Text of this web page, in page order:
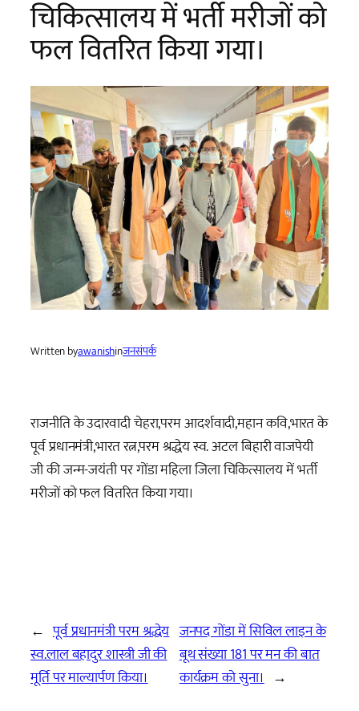
चिकित्सालय में भर्ती मरीजों को
फल वितरित किया गया।
Written byawanishinजनसंपर्क
राजनीति के उदारवादी चेहरा,परम आदर्शवादी,महान कवि,भारत के
पूर्व प्रधानमंत्री,भारत रत्न,परम श्रद्धेय स्व. अटल बिहारी वाजपेयी
जी की जन्म-जयंती पर गोंडा महिला जिला चिकित्सालय में भर्ती
मरीजों को फल वितरित किया गया।
← पूर्व प्रधानमंत्री परम श्रद्धेय
स्व.लाल बहादुर शास्त्री जी की
मूर्ति पर माल्यार्पण किया।
जनपद गोंडा में सिविल लाइन के
बूथ संख्या 181 पर मन की बात
कार्यक्रम को सुना। →